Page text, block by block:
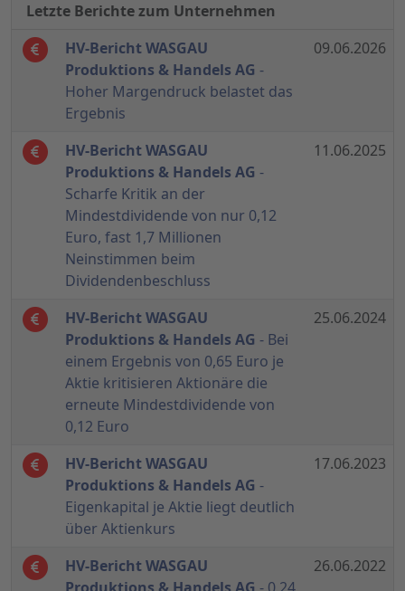
Letzte Berichte zum Unternehmen
HV-Bericht WASGAU
Produktions & Handels AG -
Hoher Margendruck belastet das
Ergebnis
09.06.2026
HV-Bericht WASGAU
Produktions & Handels AG -
Scharfe Kritik an der
Mindestdividende von nur 0,12
Euro, fast 1,7 Millionen
Neinstimmen beim
Dividendenbeschluss
11.06.2025
HV-Bericht WASGAU
Produktions & Handels AG - Bei
einem Ergebnis von 0,65 Euro je
Aktie kritisieren Aktionäre die
erneute Mindestdividende von
0,12 Euro
25.06.2024
HV-Bericht WASGAU
Produktions & Handels AG -
Eigenkapital je Aktie liegt deutlich
über Aktienkurs
17.06.2023
HV-Bericht WASGAU
26.06.2022